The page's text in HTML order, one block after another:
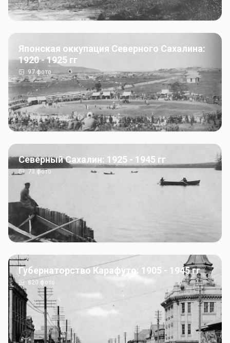
Японская оккупация Северного Сахалина:
1920 - 1925 гг
97 фото
Северный Сахалин: 1925 - 1945 гг
73фото
Губернаторство Карафуто: 1905 - 1945 гг
820 фото